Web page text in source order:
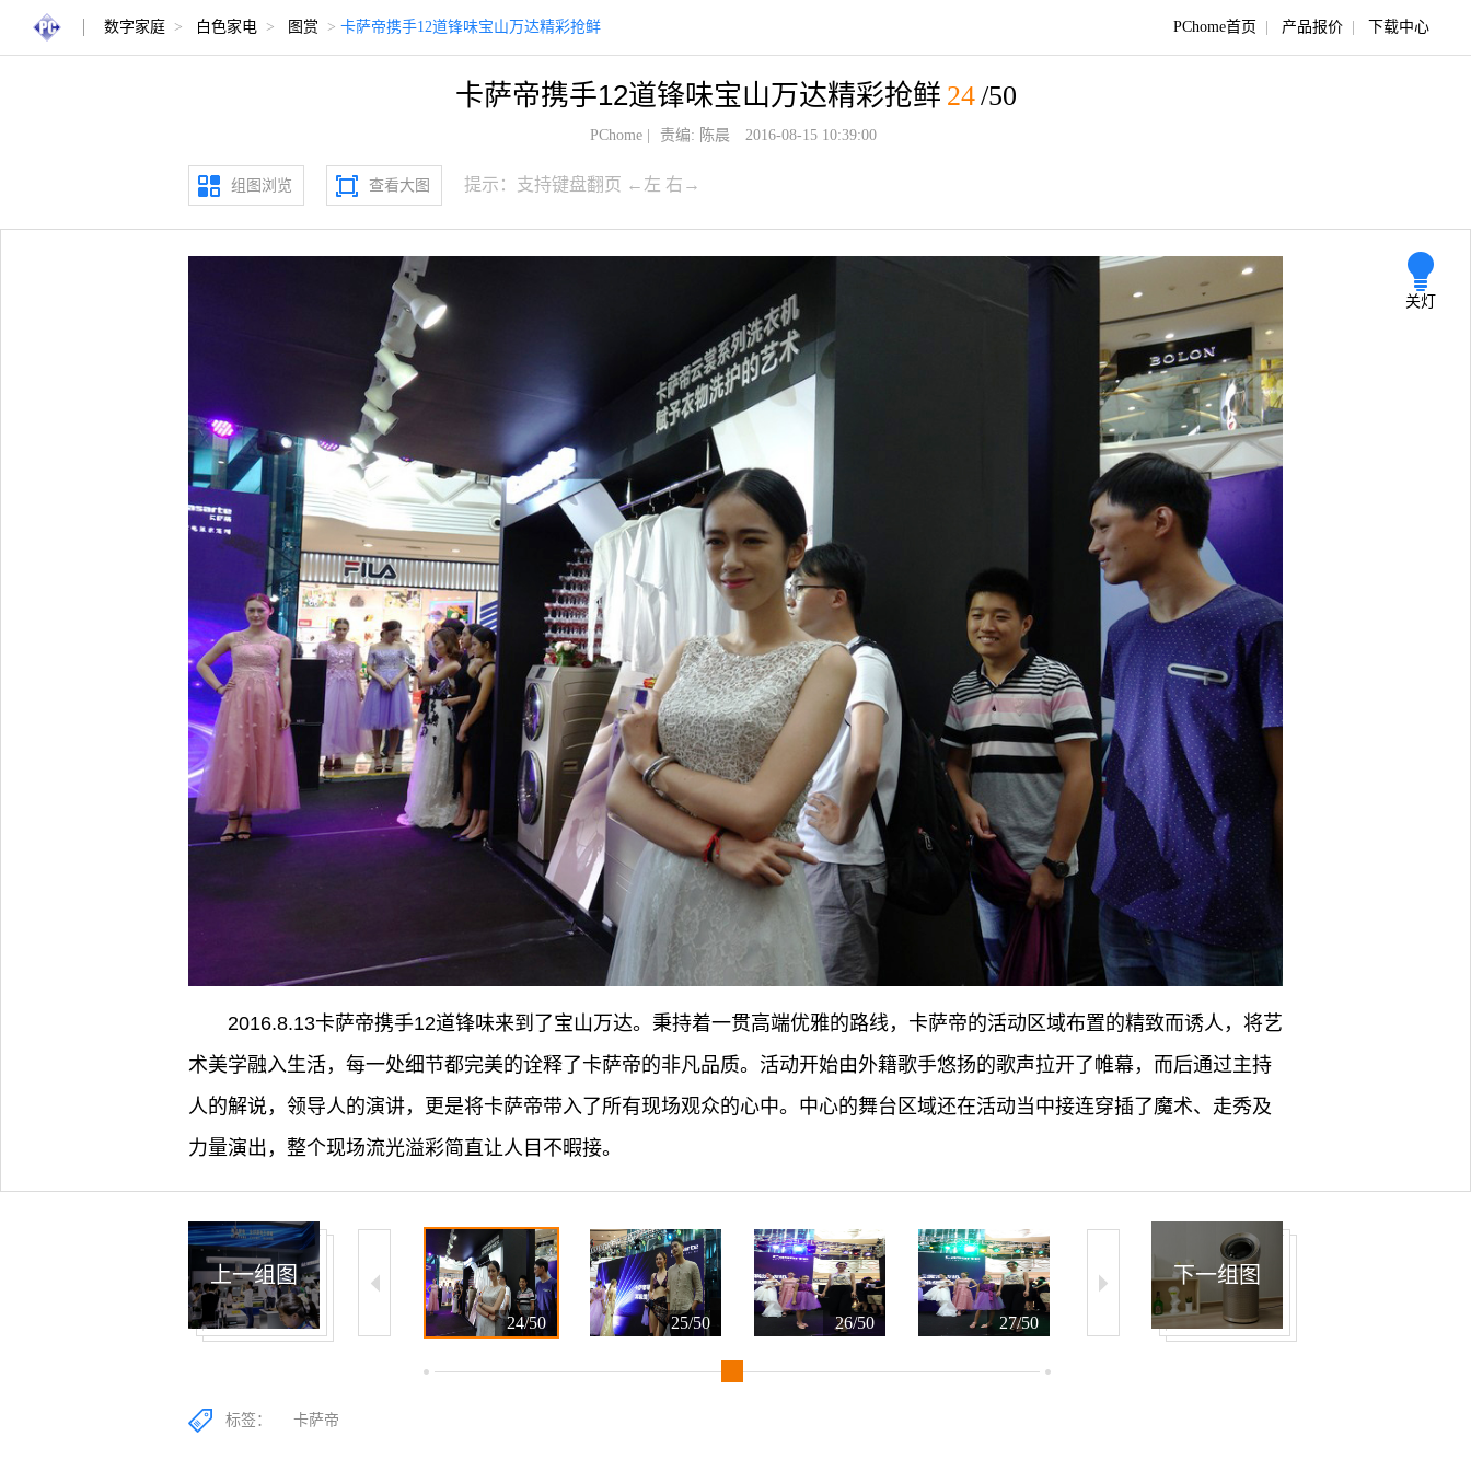
数字家庭 > 白色家电 > 图赏 > 卡萨帝携手12道锋味宝山万达精彩抢鲜 PChome首页 产品报价 下载中心
卡萨帝携手12道锋味宝山万达精彩抢鲜 24/50
PChome| 责编: 陈晨 2016-08-15 10:39:00
组图浏览 查看大图 提示：支持键盘翻页 ←左 右→
关灯
2016.8.13卡萨帝携手12道锋味来到了宝山万达。秉持着一贯高端优雅的路线，卡萨帝的活动区域布置的精致而诱人，将艺
术美学融入生活，每一处细节都完美的诠释了卡萨帝的非凡品质。活动开始由外籍歌手悠扬的歌声拉开了帷幕，而后通过主持
人的解说，领导人的演讲，更是将卡萨帝带入了所有现场观众的心中。中心的舞台区域还在活动当中接连穿插了魔术、走秀及
力量演出，整个现场流光溢彩简直让人目不暇接。
22/50 24/50 25/50 26/50 27/50
上一组图 下一组图
标签： 卡萨帝